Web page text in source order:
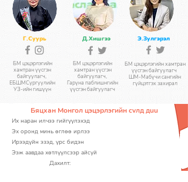
Г.Суурь
БМ цэцэрлэгийн
хамтран үүсгэн
байгуулагч,
ЕБШМСургуулийн
УЗ-ийн гишүүн
Д.Хишгээ
БМ цэцэрлэгийн
хамтран үүсгэн
байгуулагч,
Гарүна паблишнгийн
үүсгэн байгуулагч
Э.Зулгэрэл
БМ цэцэрлэгийн хамтран
үүсгэн байгуулагч
ШМ-Мабүчи сангийн
гүйцэтгэх захирал
Бяцхан Монгол цэцэрлэгийн сvлд дuu
Их наран илчээ гийгүүлэхэд
Эх оронд минь өглөө ирлээ
Ирээдүйн эзэд, үрс бидэн
Ээж аавдаа хөтлүүлсээр айсуй
Дахилт: